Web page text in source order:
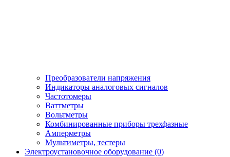
Преобразователи напряжения
Индикаторы аналоговых сигналов
Частотомеры
Ваттметры
Вольтметры
Комбинированные приборы трехфазные
Амперметры
Мультиметры, тестеры
Электроустановочное оборудование (0)